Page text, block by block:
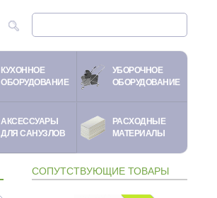
КУХОННОЕ
ОБОРУДОВАНИЕ
УБОРОЧНОЕ
ОБОРУДОВАНИЕ
АКСЕССУАРЫ
ДЛЯ САНУЗЛОВ
РАСХОДНЫЕ
МАТЕРИАЛЫ
СОПУТСТВУЮЩИЕ ТОВАРЫ